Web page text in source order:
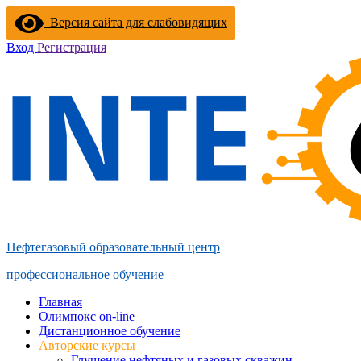
Перейти
содержимому
Версия сайта для слабовидящих
Вход Регистрация
Нефтегазовый образовательный центр
профессиональное обучение
Главная
Олимпокс on-line
Дистанционное обучение
Авторские курсы